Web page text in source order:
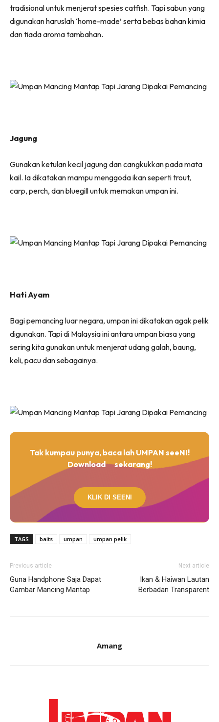
tradisional untuk menjerat spesies catfish. Tapi sabun yang
digunakan haruslah ‘home-made’ serta bebas bahan kimia
dan tiada aroma tambahan.
Jagung
Gunakan ketulan kecil jagung dan cangkukkan pada mata
kail. Ia dikatakan mampu menggoda ikan seperti trout,
carp, perch, dan bluegill untuk memakan umpan ini.
Hati Ayam
Bagi pemancing luar negara, umpan ini dikatakan agak pelik
digunakan. Tapi di Malaysia ini antara umpan biasa yang
sering kita gunakan untuk menjerat udang galah, baung,
keli, pacu dan sebagainya.
Tak kumpau punya, baca lah UMPAN seeNI!
Download
sekarang!
KLIK DI SEENI
TAGS baits umpan umpan pelik
Previous article
Guna Handphone Saja Dapat
Gambar Mancing Mantap
Next article
Ikan & Haiwan Lautan
Berbadan Transparent
Amang